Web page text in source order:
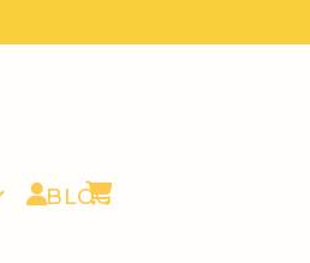
BLOG